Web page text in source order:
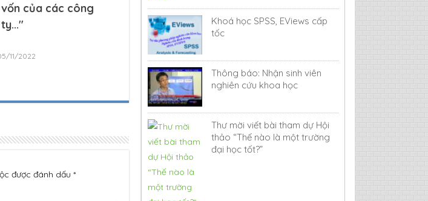
vốn của các công
ty..."
11/2022
được đánh dấu *
Khoá học SPSS, EViews cấp
tốc
Thông báo: Nhận sinh viên
nghiên cứu khoa học
Thư mời viết bài tham dự Hội
thảo “Thế nào là một trường
đại học tốt?”